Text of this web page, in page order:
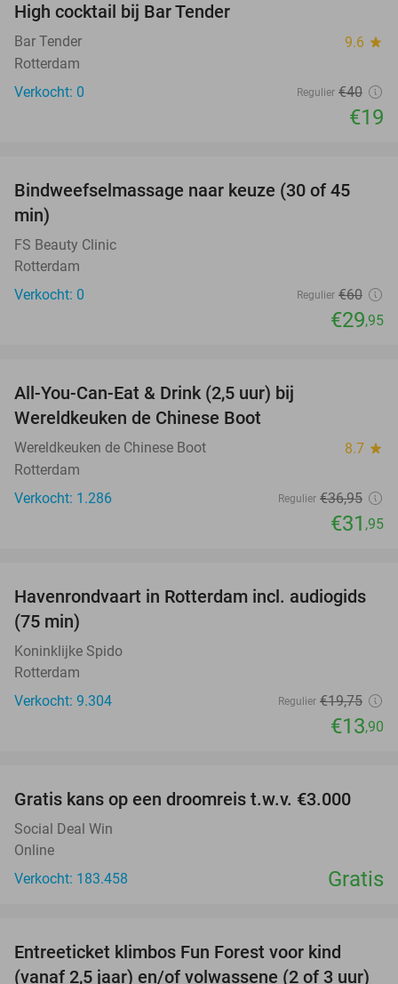
TODAY
High cocktail bij Bar Tender
Bar Tender 9.6 star
Rotterdam
Verkocht: 0
Regulier €40
€19
50%
TODAY
Bindweefselmassage naar keuze (30 of 45
min)
FS Beauty Clinic
Rotterdam
Verkocht: 0
Regulier €60
€29,95
All-You-Can-Eat & Drink (2,5 uur) bij
Wereldkeuken de Chinese Boot
Wereldkeuken de Chinese Boot 8.7 star
Rotterdam
Verkocht: 1.286
Regulier €36,95
€31 ,95
30%
Havenrondvaart in Rotterdam incl. audiogids
(75 min)
Koninklijke Spido
Rotterdam
Verkocht: 9.304
Regulier €19,75
€13,90
Gratis kans op een droomreis t.w.v. €3.000
Social Deal Win
Online
Verkocht: 183.458
Gratis
Entreeticket klimbos Fun Forest voor kind
(vanaf 2,5 jaar) en/of volwassene (2 of 3 uur)